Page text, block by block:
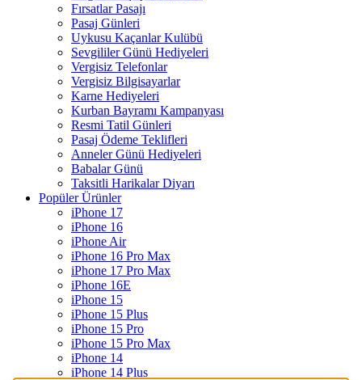
Fırsatlar Pasajı
Pasaj Günleri
Uykusu Kaçanlar Kulübü
Sevgililer Günü Hediyeleri
Vergisiz Telefonlar
Vergisiz Bilgisayarlar
Karne Hediyeleri
Kurban Bayramı Kampanyası
Resmi Tatil Günleri
Pasaj Ödeme Teklifleri
Anneler Günü Hediyeleri
Babalar Günü
Taksitli Harikalar Diyarı
Popüler Ürünler
iPhone 17
iPhone 16
iPhone Air
iPhone 16 Pro Max
iPhone 17 Pro Max
iPhone 16E
iPhone 15
iPhone 15 Plus
iPhone 15 Pro
iPhone 15 Pro Max
iPhone 14
iPhone 14 Plus